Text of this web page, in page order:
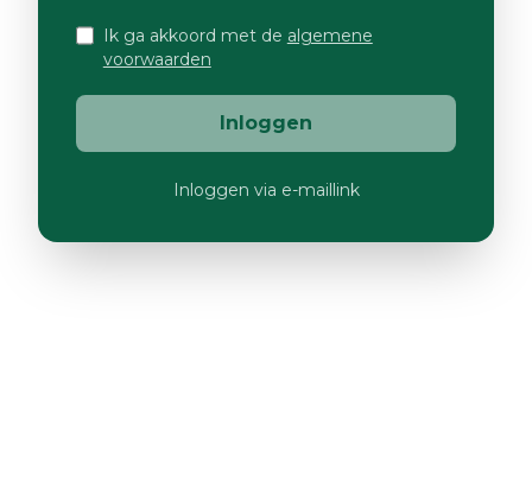
Ik ga akkoord met de algemene
voorwaarden
Inloggen
Inloggen via e-maillink